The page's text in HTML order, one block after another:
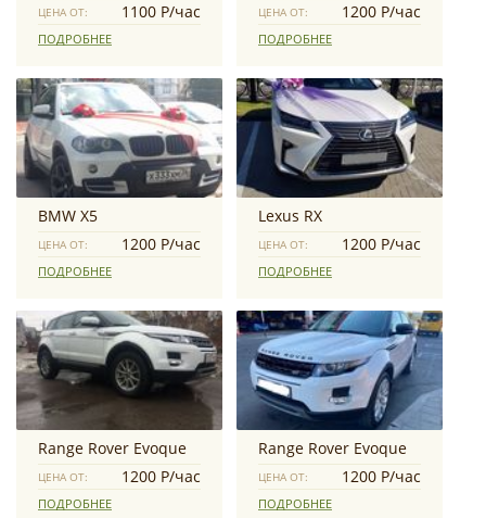
ЦЕНА ОТ: 1100 Р/час
ПОДРОБНЕЕ
ЦЕНА ОТ: 1200 Р/час
ПОДРОБНЕЕ
BMW Х5
ЦЕНА ОТ: 1200 Р/час
ПОДРОБНЕЕ
Lexus RX
ЦЕНА ОТ: 1200 Р/час
ПОДРОБНЕЕ
Range Rover Evoque
ЦЕНА ОТ: 1200 Р/час
ПОДРОБНЕЕ
Range Rover Evoque
ЦЕНА ОТ: 1200 Р/час
ПОДРОБНЕЕ